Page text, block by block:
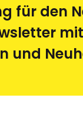
für den
mit
und